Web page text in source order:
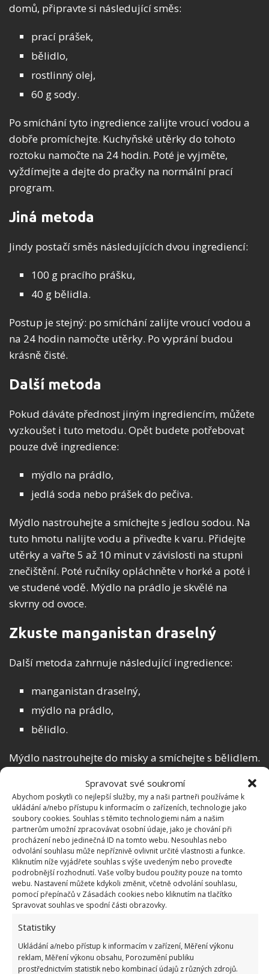
Spravovat své soukromí
Abychom poskytli co nejlepší služby, my a naši partneři používáme k
ukládání a/nebo přístupu k informacím o zařízeních, technologie jako
soubory cookies. Souhlas s těmito technologiemi nám a našim
partnerům umožní zpracovávat osobní údaje, jako je chování při
procházení nebo jedinečná ID na tomto webu. Nesouhlas nebo
odvolání souhlasu může nepříznivě ovlivnit určité vlastnosti a funkce.
Kliknutím níže vyjádřete souhlas s výše uvedeným nebo proveďte
podrobnější rozhodnutí. Vaše volby budou použity pouze na tomto
webu. Nastavení můžete kdykoli změnit, včetně odvolání souhlasu,
pomocí přepínačů v Zásadách cookies nebo kliknutím na tlačítko
Spravovat souhlas ve spodní části obrazovky.
Statistiky
Ukládání a/nebo přístup k informacím v zařízení, Měření výkonu
reklam, Měření výkonu obsahu, Porozumění publiku
prostřednictvím statistik nebo kombinací údajů z různých zdrojů.
domů, připravte si následující směs:
prací prášek,
bělidlo,
rostlinný olej,
60 g sody.
Po smíchání tyto ingredience zalijte vroucí vodou a
dobře promíchejte. Kuchyňské utěrky do tohoto
roztoku namočte na 24 hodin. Poté je vyjměte,
vyždímejte a dejte do pračky na normální prací
program.
Jiná metoda
Jindy postačí směs následujících dvou ingrediencí:
100 g pracího prášku,
40 g bělidla.
Postup je stejný: po smíchání zalijte vroucí vodou a
na 24 hodin namočte utěrky. Po vyprání budou
krásně čisté.
Další metoda
Pokud dáváte přednost jiným ingrediencím, můžete
vyzkoušet i tuto metodu. Opět budete potřebovat
pouze dvě ingredience:
mýdlo na prádlo,
jedlá soda nebo prášek do pečiva.
Mýdlo nastrouhejte a smíchejte s jedlou sodou. Na
tuto hmotu nalijte vodu a přiveďte k varu. Přidejte
utěrky a vařte 5 až 10 minut v závislosti na stupni
znečištění. Poté ručníky opláchněte v horké a poté i
ve studené vodě. Mýdlo na prádlo je skvělé na
skvrny od ovoce.
Zkuste manganistan draselný
Další metoda zahrnuje následující ingredience:
manganistan draselný,
mýdlo na prádlo,
bělidlo.
Mýdlo nastrouhejte do misky a smíchejte s bělidlem.
z mýdla a bělidla. Druhou část vody nalijte do misky
s manganistanem draselným. Obě misky
promíchejte a nakonec smíchejte dohromady. V této
směsi namočte kuchyňské utěrky na osm hodin a
poté opláchněte.
Amoniak vám také pomůže
Pro přípravu této metody smíchejte tyto ingredience:
40 g amoniaku,
40 g peroxidu vodíku.